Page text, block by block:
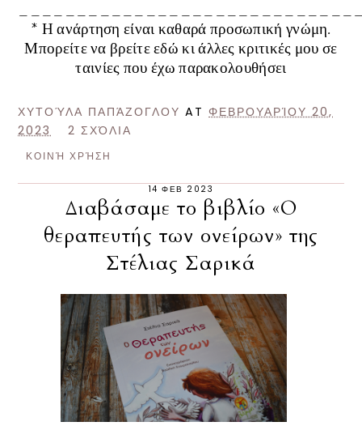
* Η ανάρτηση είναι καθαρά προσωπική γνώμη.
Μπορείτε να βρείτεεδώκι άλλες κριτικές μου σε
ταινίες που έχω παρακολουθήσει
ΧΥΤΟΎΛΑ ΠΑΠΆΖΟΓΛΟΥ ATΦΕΒΡΟΥΑΡΊΟΥ 20,
2023
2 ΣΧΌΛΙΑ
ΚΟΙΝΉ ΧΡΉΣΗ
14 ΦΕΒ 2023
Διαβάσαμε το βιβλίο «Ο
θεραπευτής των ονείρων» της
Στέλιας Σαρικά